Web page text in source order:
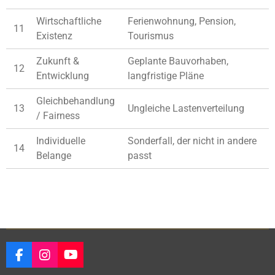
11
Wirtschaftliche
Existenz
Ferienwohnung, Pension,
Tourismus
12
Zukunft &
Entwicklung
Geplante Bauvorhaben,
langfristige Pläne
13
Gleichbehandlung
/ Fairness
Ungleiche Lastenverteilung
14
Individuelle
Belange
Sonderfall, der nicht in andere
passt
F
a
I
n
Y
o